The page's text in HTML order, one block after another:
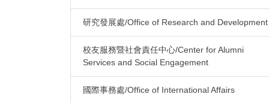
研究發展處/Office of Research and Development
校友服務暨社會責任中心/Center for Alumni
Services and Social Engagement
國際事務處/Office of International Affairs